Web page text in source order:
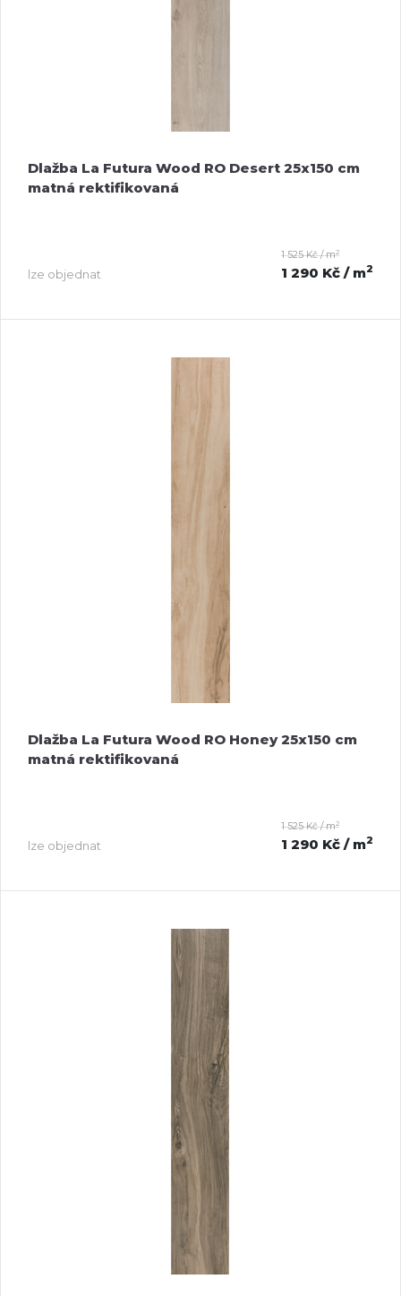
Dlažba La Futura Wood RO Desert 25x150 cm
matná rektifikovaná
lze objednat
1 525 Kč / m2
1 290 Kč / m2
Dlažba La Futura Wood RO Honey 25x150 cm
matná rektifikovaná
lze objednat
1 525 Kč / m2
1 290 Kč / m2